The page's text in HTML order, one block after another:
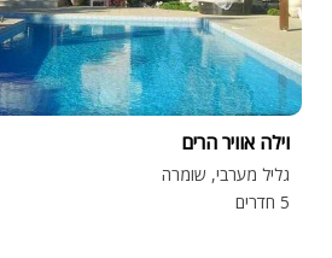
וילה אוויר הרים
גליל מערבי, שומרה
5 חדרים